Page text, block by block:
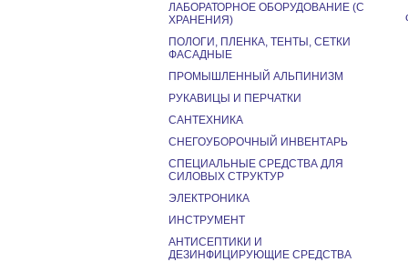
ЛАБОРАТОРНОЕ ОБОРУДОВАНИЕ (С
ХРАНЕНИЯ)
ПОЛОГИ, ПЛЕНКА, ТЕНТЫ, СЕТКИ
ФАСАДНЫЕ
ПРОМЫШЛЕННЫЙ АЛЬПИНИЗМ
РУКАВИЦЫ И ПЕРЧАТКИ
САНТЕХНИКА
СНЕГОУБОРОЧНЫЙ ИНВЕНТАРЬ
СПЕЦИАЛЬНЫЕ СРЕДСТВА ДЛЯ
СИЛОВЫХ СТРУКТУР
ЭЛЕКТРОНИКА
ИНСТРУМЕНТ
АНТИСЕПТИКИ И
ДЕЗИНФИЦИРУЮЩИЕ СРЕДСТВА